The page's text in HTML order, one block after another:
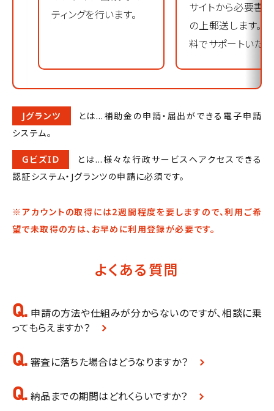
ティングを行います。
サイトから必要書
の上郵送します。
料でサポートいたし
Jグランツ
とは…補助金の申請・届出ができる電子申請
システム。
GビズID
とは…様々な行政サービスへアクセスできる
認証システム・Jグランツの申請に必須です。
※アカウントの取得には2週間程度を要しますので、利用ご希
望で未取得の方は、お早めに利用登録が必要です。
よくある質問
Q. 申請の方法や仕組みが分からないのですが、相談に乗
ってもらえますか？
Q. 審査に落ちた場合はどうなりますか？
Q. 納品までの期間はどれくらいですか？